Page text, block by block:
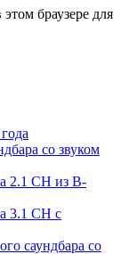
браузере для
со звуком
2.1 CH из B-
3.1 CH с
саундбара со